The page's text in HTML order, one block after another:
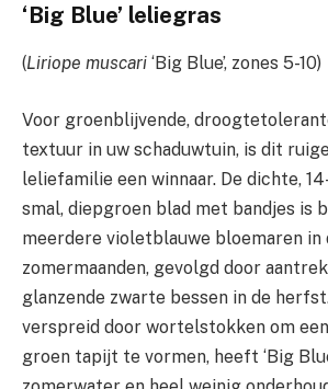
‘Big Blue’ leliegras
(Liriope muscari ‘Big Blue’, zones 5-10)
Voor groenblijvende,
textuur in uw schaduwtuin, is dit
leliefamilie een winnaar. De dichte,
smal, diepgroen blad met bandjes is
meerdere violetblauwe bloemaren in
zomermaanden, gevolgd door
glanzende zwarte bessen in de
verspreid door wortelstokken om
groen tapijt te vormen, heeft ‘Big